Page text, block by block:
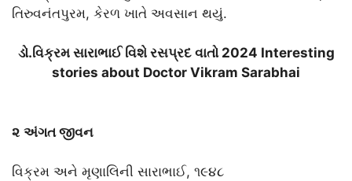
તિરુવનંતપુરમ, કેરળ ખાતે અવસાન થયું.
ડો.વિક્રમ સારાભાઈ વિશે રસપ્રદ વાતો 2024 Interesting
stories about Doctor Vikram Sarabhai
૨ અંગત જીવન
વિક્રમ અને મૃણાલિની સારાભાઈ, ૧૯૪૮